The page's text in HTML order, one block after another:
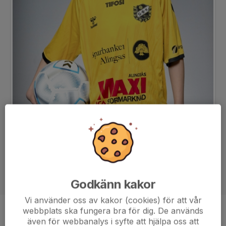
Position Mittfältare
Godkänn kakor
Vi använder oss av kakor (cookies) för att vår
webbplats ska fungera bra för dig. De används
även för webbanalys i syfte att hjälpa oss att